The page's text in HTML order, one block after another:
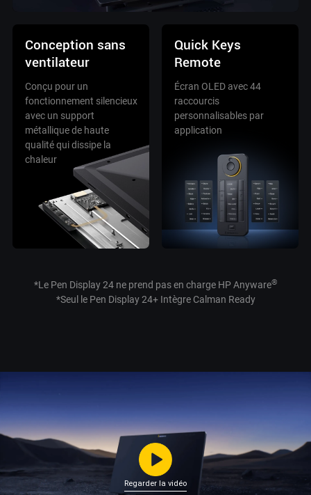
Conception sans
ventilateur
Conçu pour un
fonctionnement silencieux
avec un support
métallique de haute
qualité qui dissipe la
chaleur
Quick Keys
Remote
Écran OLED avec 44
raccourcis
personnalisables par
application
*Le Pen Display 24 ne prend pas en charge HP Anyware®
*Seul le Pen Display 24+ Intègre Calman Ready
Regarder la vidéo